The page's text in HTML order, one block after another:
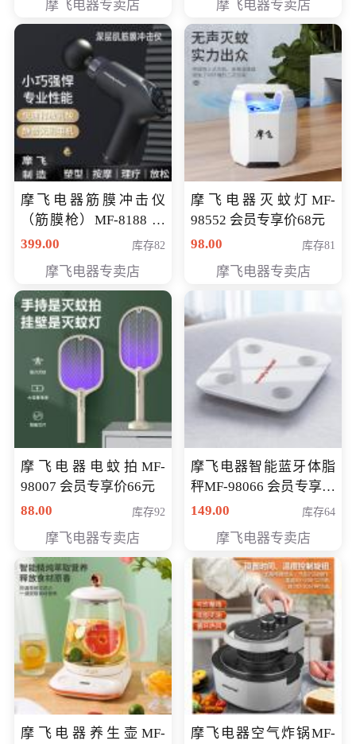
摩飞电器专卖店 摩飞电器专卖店
摩飞电器筋膜冲击仪
（筋膜枪）MF-8188 会
员专享价268元
399.00 库存82
摩飞电器专卖店
摩飞电器灭蚊灯MF-
98552 会员专享价68元
98.00
库存81
摩飞电器专卖店
摩飞电器电蚊拍MF-
98007 会员专享价66元
88.00
库存92
摩飞电器专卖店
摩飞电器智能蓝牙体脂
秤MF-98066 会员专享价
98元
149.00 库存64
摩飞电器专卖店
摩飞电器养生壶MF-
摩飞电器空气炸锅MF-